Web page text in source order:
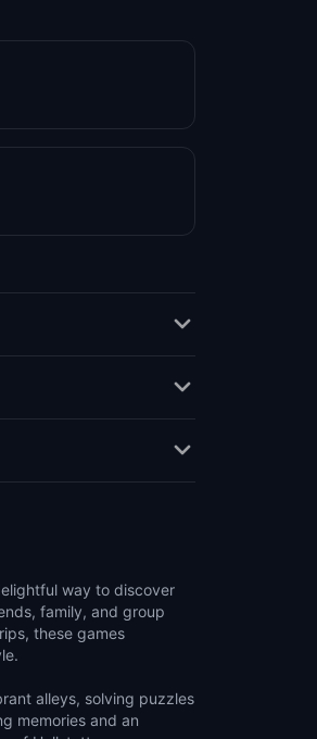
way to discover
family, and group
these games
alleys, solving puzzles
memories and an